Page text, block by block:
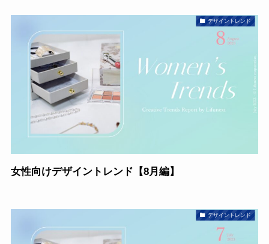
デザイントレンド
女性向けデザイントレンド【8月編】
デザイントレンド